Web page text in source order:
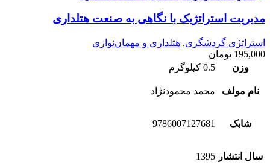
مدیریت استراتژیک با نگاهی به صنعت هتلداری
استراتژی گردشگری, هتلداری و مهمان‌نوازی
195,000 تومان
وزن
0.5 کیلوگرم
نام مولف محمد محمودنژاد
شابک 9786007127681
سال انتشار 1395